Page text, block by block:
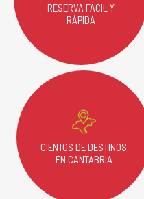
RESERVA FÁCIL Y
RÁPIDA
CIENTOS DE DESTINOS
EN CANTABRIA